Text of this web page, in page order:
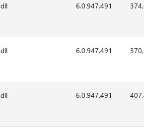
6.0.947.491
6.0.947.491
6.0.947.491